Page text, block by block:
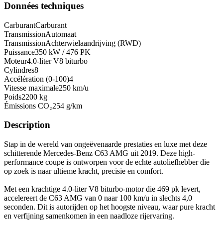
Données techniques
CarburantCarburant
TransmissionAutomaat
TransmissionAchterwielaandrijving (RWD)
Puissance350 kW / 476 PK
Moteur4.0-liter V8 biturbo
Cylindres8
Accélération (0-100)4
Vitesse maximale250 km/u
Poids2200 kg
Émissions CO₂254 g/km
Description
Stap in de wereld van ongeëvenaarde prestaties en luxe met deze
schitterende Mercedes-Benz C63 AMG uit 2019. Deze high-
performance coupe is ontworpen voor de echte autoliefhebber die
op zoek is naar ultieme kracht, precisie en comfort.
Met een krachtige 4.0-liter V8 biturbo-motor die 469 pk levert,
accelereert de C63 AMG van 0 naar 100 km/u in slechts 4,0
seconden. Dit is autorijden op het hoogste niveau, waar pure kracht
en verfijning samenkomen in een naadloze rijervaring.